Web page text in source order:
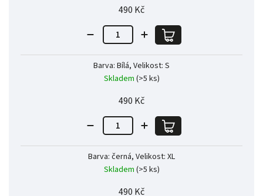
490 Kč
Barva: Bílá, Velikost: S
Skladem (>5 ks)
490 Kč
Barva: černá, Velikost: XL
Skladem (>5 ks)
490 Kč